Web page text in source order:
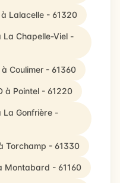
Lalacelle - 61320
La Chapelle-Viel -
Coulimer - 61360
à Pointel - 61220
La Gonfrière -
Torchamp - 61330
Montabard - 61160